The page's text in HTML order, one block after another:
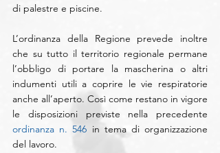
di palestre e piscine.
L’ordinanza della Regione prevede inoltre
che su tutto il territorio regionale permane
l’obbligo di portare la mascherina o altri
indumenti utili a coprire le vie respiratorie
anche all’aperto. Così come restano in vigore
ordinanza n. 546 in tema di organizzazione
del lavoro.